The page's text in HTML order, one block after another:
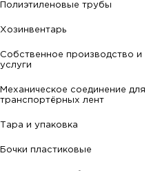
Полиэтиленовые трубы
Хозинвентарь
Собственное производство и
услуги
Механическое соединение для
транспортёрных лент
Тара и упаковка
Бочки пластиковые